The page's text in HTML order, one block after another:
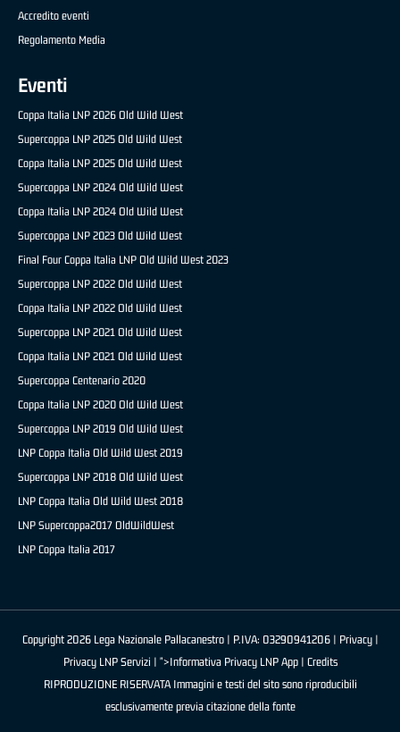
Accredito eventi
Regolamento Media
Eventi
Coppa Italia LNP 2026 Old Wild West
Supercoppa LNP 2025 Old Wild West
Coppa Italia LNP 2025 Old Wild West
Supercoppa LNP 2024 Old Wild West
Coppa Italia LNP 2024 Old Wild West
Supercoppa LNP 2023 Old Wild West
Final Four Coppa Italia LNP Old Wild West 2023
Supercoppa LNP 2022 Old Wild West
Coppa Italia LNP 2022 Old Wild West
Supercoppa LNP 2021 Old Wild West
Coppa Italia LNP 2021 Old Wild West
Supercoppa Centenario 2020
Coppa Italia LNP 2020 Old Wild West
Supercoppa LNP 2019 Old Wild West
LNP Coppa Italia Old Wild West 2019
Supercoppa LNP 2018 Old Wild West
LNP Coppa Italia Old Wild West 2018
LNP Supercoppa2017 OldWildWest
LNP Coppa Italia 2017
Copyright 2026 Lega Nazionale Pallacanestro | P.IVA: 03290941206 | Privacy|
Privacy LNP Servizi | ">Informativa Privacy LNP App | Credits
RIPRODUZIONE RISERVATA Immagini e testi del sito sono riproducibili
esclusivamente previa citazione della fonte